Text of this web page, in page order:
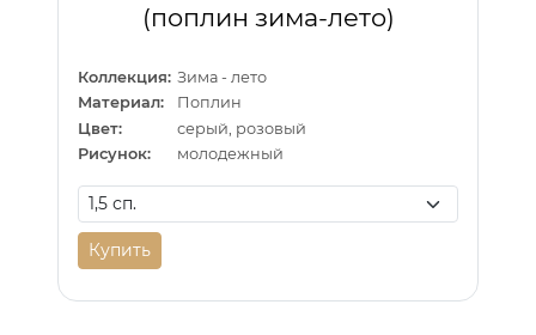
(поплин зима-лето)
Коллекция: Зима - лето
Материал:
Поплин
Цвет:
серый, розовый
Рисунок:
молодежный
Купить